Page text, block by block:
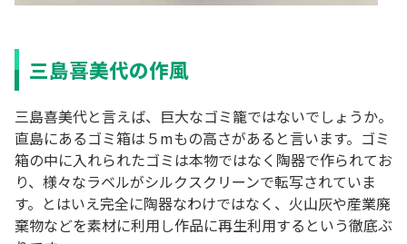
三島喜美代の作風
三島喜美代と言えば、巨大なゴミ籠ではないでしょうか。
直島にあるゴミ箱は５mもの高さがあると言います。ゴミ
箱の中に入れられたゴミは本物ではなく陶器で作られてお
り、様々なラベルがシルクスクリーンで転写されていま
す。とはいえ完全に陶器なわけではなく、火山灰や産業廃
棄物などを素材に利用し作品に再生利用するという徹底ぶ